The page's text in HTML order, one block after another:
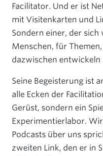
SCHONTAG
KONTAKT
+49 (0) 6151 850 798 0
KONTAKT
Facilitator. Und er ist
mit Visitenkarten und
Sondern einer, der
Menschen, für
dazwischen entwickeln
Seine Begeisterung ist
alle Ecken der
Gerüst, sondern ein
Experimentierlabor.
Podcasts über uns
zweiten Link, den er in